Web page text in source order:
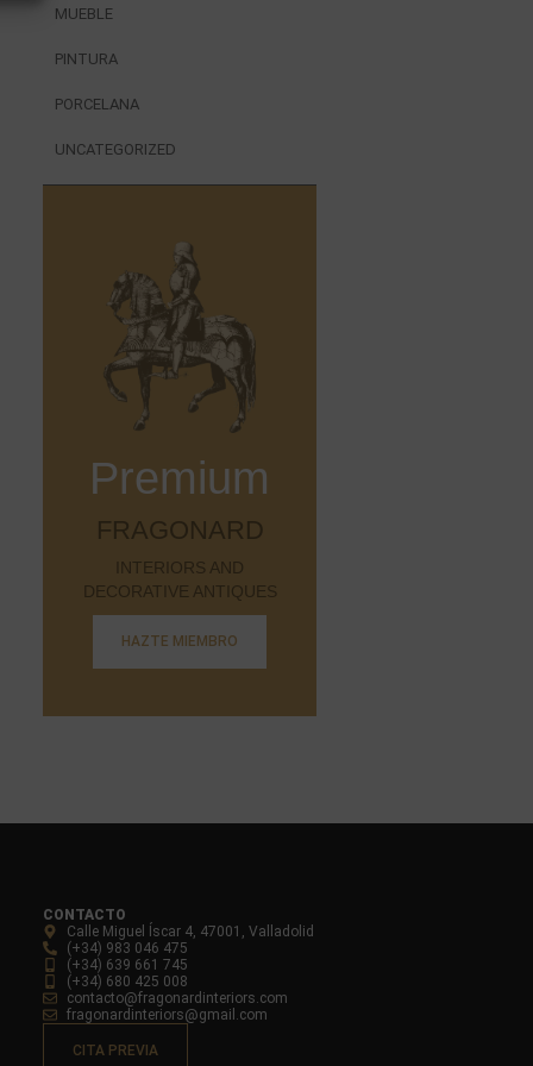
MUEBLE
PINTURA
PORCELANA
UNCATEGORIZED
Premium
FRAGONARD
INTERIORS AND
DECORATIVE ANTIQUES
HAZTE MIEMBRO
CONTACTO
Calle Miguel Íscar 4, 47001, Valladolid
(+34) 983 046 475
(+34) 639 661 745
(+34) 680 425 008
contacto@fragonardinteriors.com
fragonardinteriors@gmail.com
CITA PREVIA